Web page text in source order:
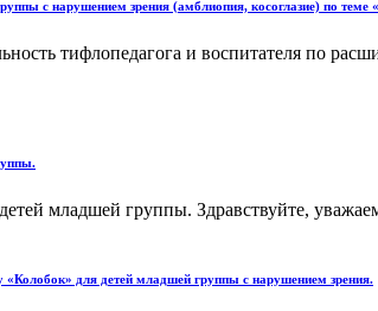
с нарушением зрения (амблиопия, косоглазие) по теме
тифлопедагога и воспитателя по
младшей группы. Здравствуйте,
«Колобок» для детей младшей группы с нарушением зрения.